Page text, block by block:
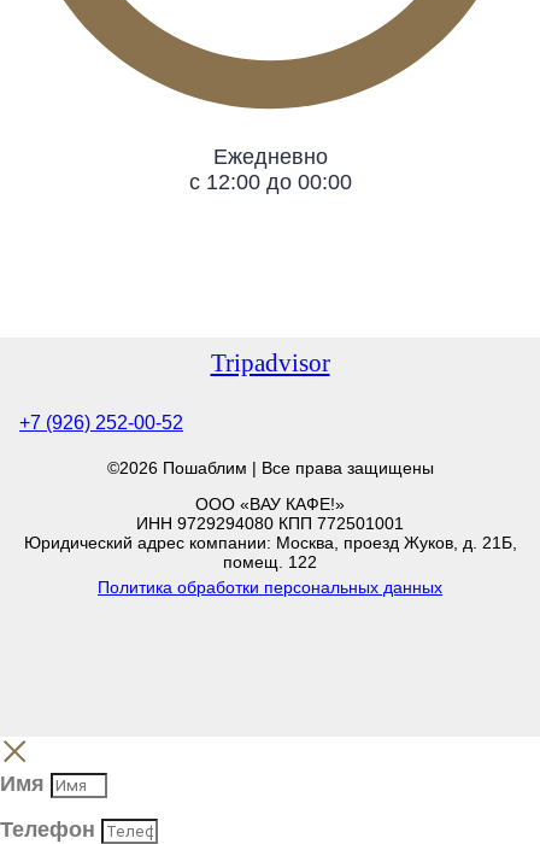
Ежедневно
с 12:00 до 00:00
Tripadvisor
+7 (926) 252-00-52
©2026 Пошаблим | Все права защищены
ООО «ВАУ КАФЕ!»
ИНН 9729294080 КПП 772501001
Юридический адрес компании: Москва, проезд Жуков, д. 21Б,
помещ. 122
Политика обработки персональных данных
Имя
Телефон